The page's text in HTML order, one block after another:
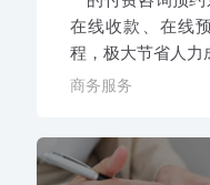
在线收款、在线
程，极大节省人力
商务服务